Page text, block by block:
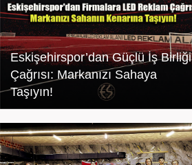
Eskişehirspor’dan Güçlü İş Birliği
Çağrısı: Markanızı Sahaya
Taşıyın!